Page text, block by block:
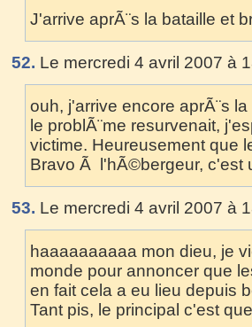
J'arrive aprÃ¨s la bataille et
52. Le mercredi 4 avril 2007 à
ouh, j'arrive encore aprÃ¨s
le problÃ¨me resurvenait,
victime. Heureusement que
Bravo Ã l'hÃ©bergeur, c'est
53. Le mercredi 4 avril 2007 à
haaaaaaaaaa mon dieu, je
monde pour annoncer que
en fait cela a eu lieu depuis
Tant pis, le principal c'est